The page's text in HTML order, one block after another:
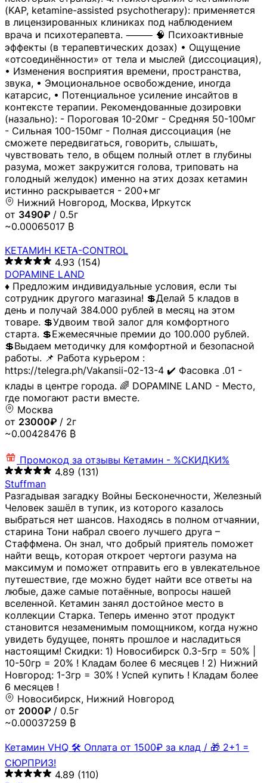
(KAP, ketamine-assisted psychotherapy): применяется
в лицензированных клиниках под наблюдением
врача и психотерапевта. ⸻ 🧠 Психоактивные
эффекты (в терапевтических дозах) • Ощущение
«отсоединённости» от тела и мыслей (диссоциация),
• Изменения восприятия времени, пространства,
звука, • Эмоциональное освобождение, иногда
катарсис, • Потенциальное усиление инсайтов в
контексте терапии. Рекомендованные дозировки
(назально): - Пороговая 10-20мг - Средняя 50-100мг
- Сильная 100-150мг - Полная диссоциация (не
сможете передвигаться, говорить, слышать,
чувствовать тело, в общем полный отлет в глубины
разума, может закружится голова, триповать на
голодный желудок) именно на этих дозах кетамин
истинно раскрывается - 200+мг
Нижний Новгород, Москва, Иркутск
от 3490₽ / 0.5г
~0.00065017 ₿
КЕТАМИН KETA-CONTROL
4.93 (154)
DOPAMINE LAND
♦️ Предложим индивидуальные условия, если ты
сотрудник другого магазина! 💲Делай 5 кладов в
день и получай 384.000 рублей в месяц на этом
товаре. 💲Удвоим твой залог для комфортного
старта. 💲Ежемесячные премии до 100.000 рублей.
💲Выдаем методичку для комфортной и безопасной
работы. 📌 Работа курьером :
https://telegra.ph/Vakansii-02-13-4 ✔️ Фасовка .01 -
клады в центре города. 🌈 DOPAMINE LAND - Место,
где помогают расти вместе.
Москва
от 23000₽ / 2г
~0.00428476 ₿
Промокод за отзывы Кетамин - %СКИДКИ%
4.89 (131)
Stuffman
Разгадывая загадку Войны Бесконечности, Железный
Человек зашёл в тупик, из которого казалось
выбраться нет шансов. Находясь в полном отчаянии,
старина Тони набрал своего лучшего друга –
Стаффмена. Он знал, что добрый приятель поможет
найти вещь, которая откроет чертоги разума на
максимум и поможет отправить его в увлекательное
путешествие, где можно будет найти все ответы на
любые, даже самые потаённые, вопросы нашей
вселенной. Кетамин занял достойное место в
коллекции Старка. Теперь именно этот продукт
становится незаменимым помощником, когда нужно
увидеть будущее, понять прошлое и насладиться
настоящим! Скидки: 1) Новосибирск 0.3-5гр = 50% |
10-50гр = 20% ! Кладам более 6 месяцев ! 2) Нижний
Новгород: 1-3гр = 30% ! Успей купить ! Кладам более
6 месяцев !
Новосибирск, Нижний Новгород
от 2000₽ / 0.5г
~0.00037259 ₿
Кетамин VHQ 🛠 Оплата от 1500₽ за клад / 🎁 2+1 =
СЮРПРИЗ!
4.89 (110)